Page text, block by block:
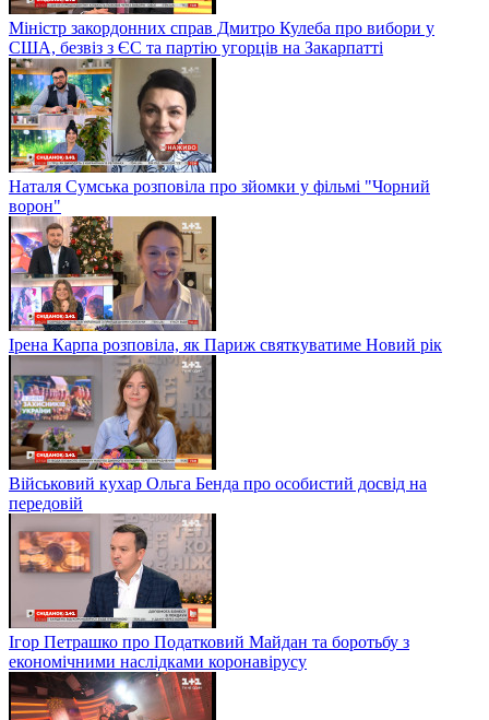
Міністр закордонних справ Дмитро Кулеба про вибори у
США, безвіз з ЄС та партію угорців на Закарпатті
Наталя Сумська розповіла про зйомки у фільмі "Чорний
ворон"
Ірена Карпа розповіла, як Париж святкуватиме Новий рік
Військовий кухар Ольга Бенда про особистий досвід на
передовій
Ігор Петрашко про Податковий Майдан та боротьбу з
економічними наслідками коронавірусу